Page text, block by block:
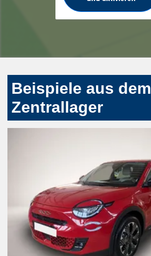
Beispiele aus dem
Zentrallager